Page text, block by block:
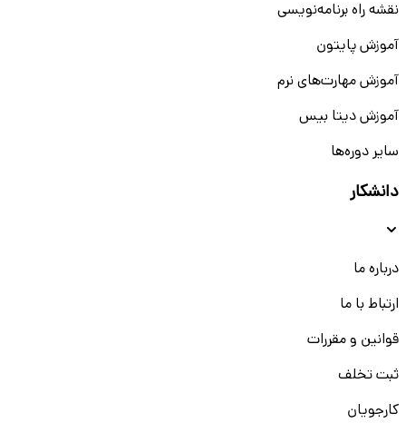
نقشه راه برنامه‌نویسی
آموزش پایتون
آموزش مهارت‌های نرم
آموزش دیتا بیس
سایر دوره‌ها
دانشکار
درباره ما
ارتباط با ما
قوانین و مقررات
ثبت تخلف
کارجویان